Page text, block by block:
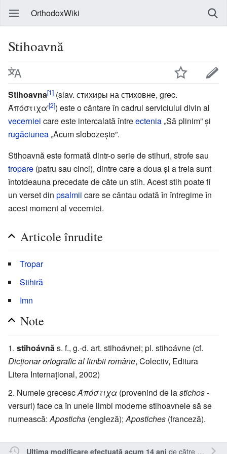
OrthodoxWiki
Stihoavnă
Stihoavna[1] (slav. стихиры на стиховне, grec.
Άπόστιχα'[2]) este o cântare în cadrul serviciului divin al
vecerniei care este intercalată întreectenia„Să plinim” și
rugăciunea„Acum slobozește”.
Stihoavnă este formată dintr-o serie de stihuri, strofe sau
tropare (patru sau cinci), dintre care a doua și a treia sunt
întotdeauna precedate de câte un stih. Acest stih poate fi
un verset din psalmii care se cântau odată în întregime în
acest moment al vecerniei.
Articole înrudite
Tropar
Stihiră
Imn
Note
stihoávnă s. f., g.-d. art. stihoávnei; pl. stihoávne (cf.
Dicționar ortografic al limbii române, Colectiv, Editura
Litera Internațional, 2002)
Numele grecescΆπόστιχα (provenind de lastichos-
versuri) face ca în unele limbi moderne stihoavnele să se
numească: Aposticha (engleză); Apostiches (franceză).
Ultima modificare efectuată acum 14 ani de către Sîmbotin